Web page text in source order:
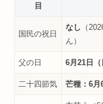
目
国民の祝日
なし （
ん）
父の日 6月21日（
二十四節気 芒種：6月